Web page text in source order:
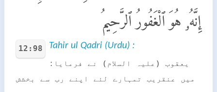
إِنَّهُۥ هُوَ ٱلْغَفُورُ ٱلرَّحِيمُ
12:98 Tahir ul Qadri (Urdu) :
یعقوب (علیہ السلام) نے فرمایا:
میں عنقریب تمہارے لئے اپنے رب سے بخشش